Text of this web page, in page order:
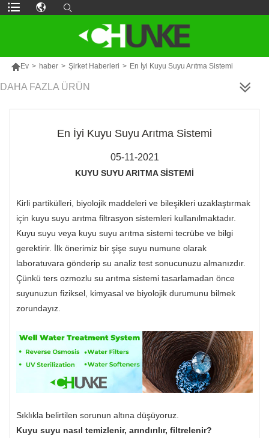
Ev > haber > Şirket Haberleri > En İyi Kuyu Suyu Arıtma Sistemi
DAHA FAZLA ÜRÜN
En İyi Kuyu Suyu Arıtma Sistemi
05-11-2021
KUYU SUYU ARITMA SİSTEMİ
Kirli partikülleri, biyolojik maddeleri ve bileşikleri uzaklaştırmak
için kuyu suyu arıtma filtrasyon sistemleri kullanılmaktadır.
Kuyu suyu veya kuyu suyu arıtma sistemi tecrübe ve bilgi
gerektirir. İlk önerimiz bir şişe suyu numune olarak
laboratuvara gönderip su analiz test sonucunuzu almanızdır.
Çünkü ters ozmozlu su arıtma sistemi tasarlamadan önce
suyunuzun fiziksel, kimyasal ve biyolojik durumunu bilmek
zorundayız.
Sıklıkla belirtilen sorunun altına düşüyoruz.
Kuyu suyu nasıl temizlenir, arındırılır, filtrelenir?